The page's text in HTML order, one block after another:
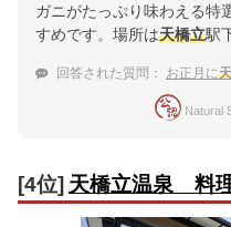
ガニがたっぷり味わえる特
すめです。場所は天橋立駅
回答された質問： お正月に
Natural
[4位] 天橋立温泉 料